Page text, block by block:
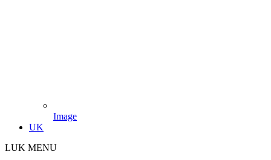
Image
UK
LUK MENU